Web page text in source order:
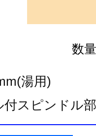
数量
湯用)
付スピンドル部